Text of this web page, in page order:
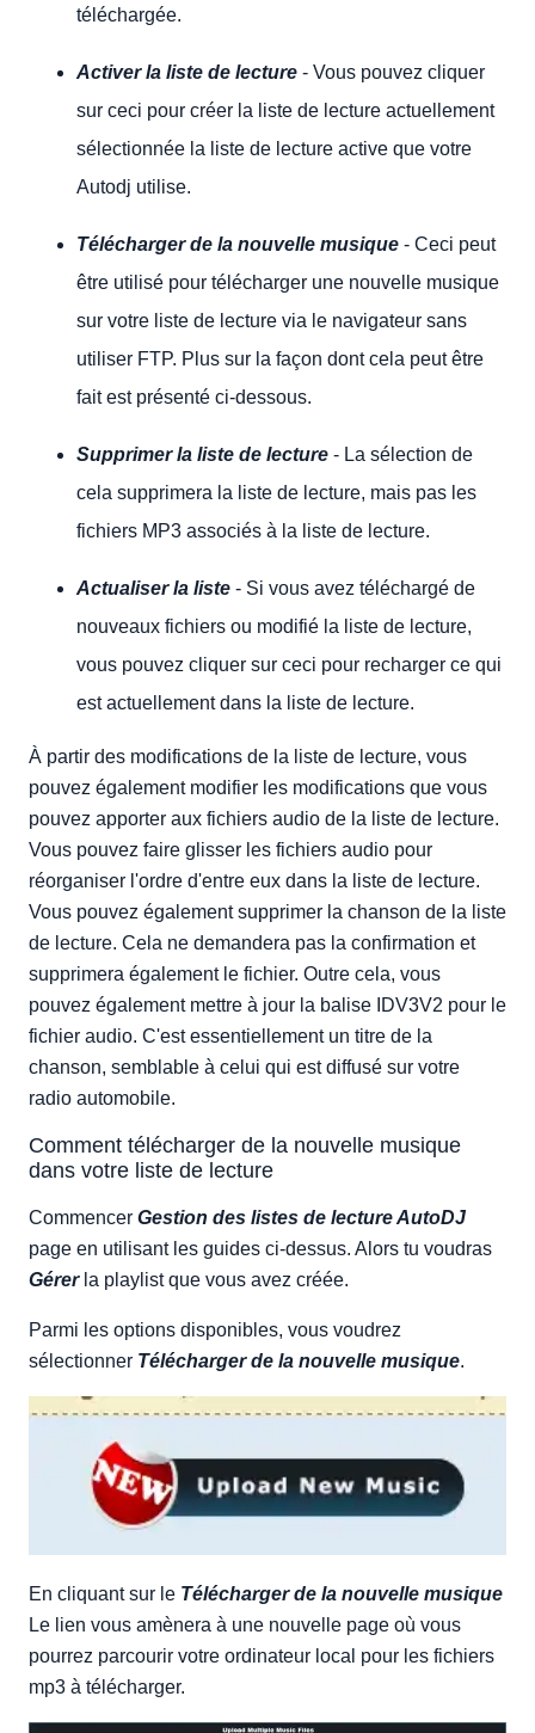
téléchargée.
Activer la liste de lecture - Vous pouvez cliquer
sur ceci pour créer la liste de lecture actuellement
sélectionnée la liste de lecture active que votre
Autodj utilise.
Télécharger de la nouvelle musique - Ceci peut
être utilisé pour télécharger une nouvelle musique
sur votre liste de lecture via le navigateur sans
utiliser FTP. Plus sur la façon dont cela peut être
fait est présenté ci-dessous.
Supprimer la liste de lecture - La sélection de
cela supprimera la liste de lecture, mais pas les
fichiers MP3 associés à la liste de lecture.
Actualiser la liste - Si vous avez téléchargé de
nouveaux fichiers ou modifié la liste de lecture,
vous pouvez cliquer sur ceci pour recharger ce qui
est actuellement dans la liste de lecture.
À partir des modifications de la liste de lecture, vous
pouvez également modifier les modifications que vous
pouvez apporter aux fichiers audio de la liste de lecture.
Vous pouvez faire glisser les fichiers audio pour
réorganiser l'ordre d'entre eux dans la liste de lecture.
Vous pouvez également supprimer la chanson de la liste
de lecture. Cela ne demandera pas la confirmation et
supprimera également le fichier. Outre cela, vous
pouvez également mettre à jour la balise IDV3V2 pour le
fichier audio. C'est essentiellement un titre de la
chanson, semblable à celui qui est diffusé sur votre
radio automobile.
Comment télécharger de la nouvelle musique
dans votre liste de lecture
Commencer Gestion des listes de lecture AutoDJ
page en utilisant les guides ci-dessus. Alors tu voudras
Gérerla playlist que vous avez créée.
Parmi les options disponibles, vous voudrez
sélectionner Télécharger de la nouvelle musique.
En cliquant sur le Télécharger de la nouvelle musique
Le lien vous amènera à une nouvelle page où vous
pourrez parcourir votre ordinateur local pour les fichiers
mp3 à télécharger.